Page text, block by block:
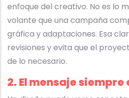
enfoque del creativo. No es lo
volante que una campaña
gráfica y adaptaciones. Esa
revisiones y evita que el
de lo necesario.
2. El mensaje siempre